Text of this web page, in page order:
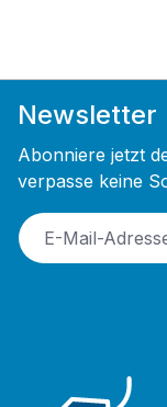
Newsletter
Abonniere jetzt
verpasse keine